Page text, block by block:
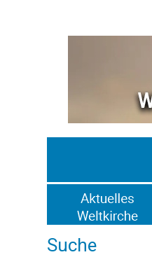
Suche